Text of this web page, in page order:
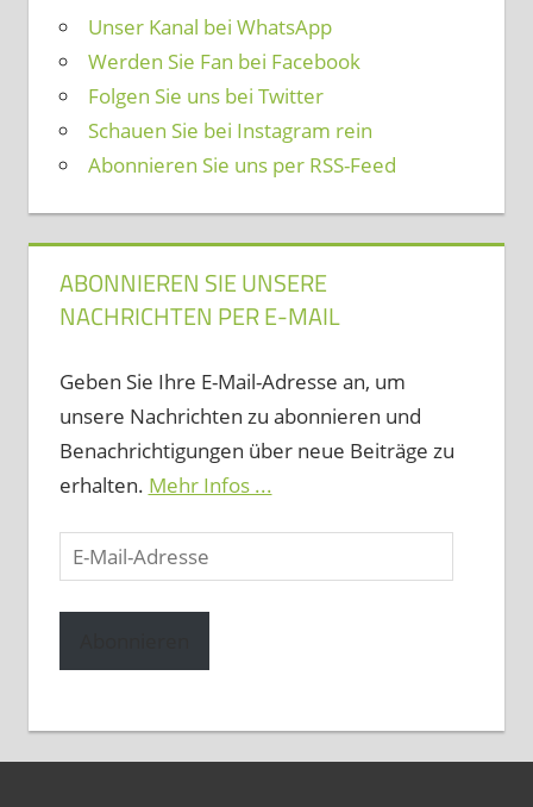
Unser Kanal bei WhatsApp
Werden Sie Fan bei Facebook
Folgen Sie uns bei Twitter
Schauen Sie bei Instagram rein
Abonnieren Sie uns per RSS-Feed
ABONNIEREN SIE UNSERE
NACHRICHTEN PER E-MAIL
Geben Sie Ihre E-Mail-Adresse an, um
unsere Nachrichten zu abonnieren und
Benachrichtigungen über neue Beiträge zu
erhalten. Mehr Infos ...
E-
Mail-
Adresse